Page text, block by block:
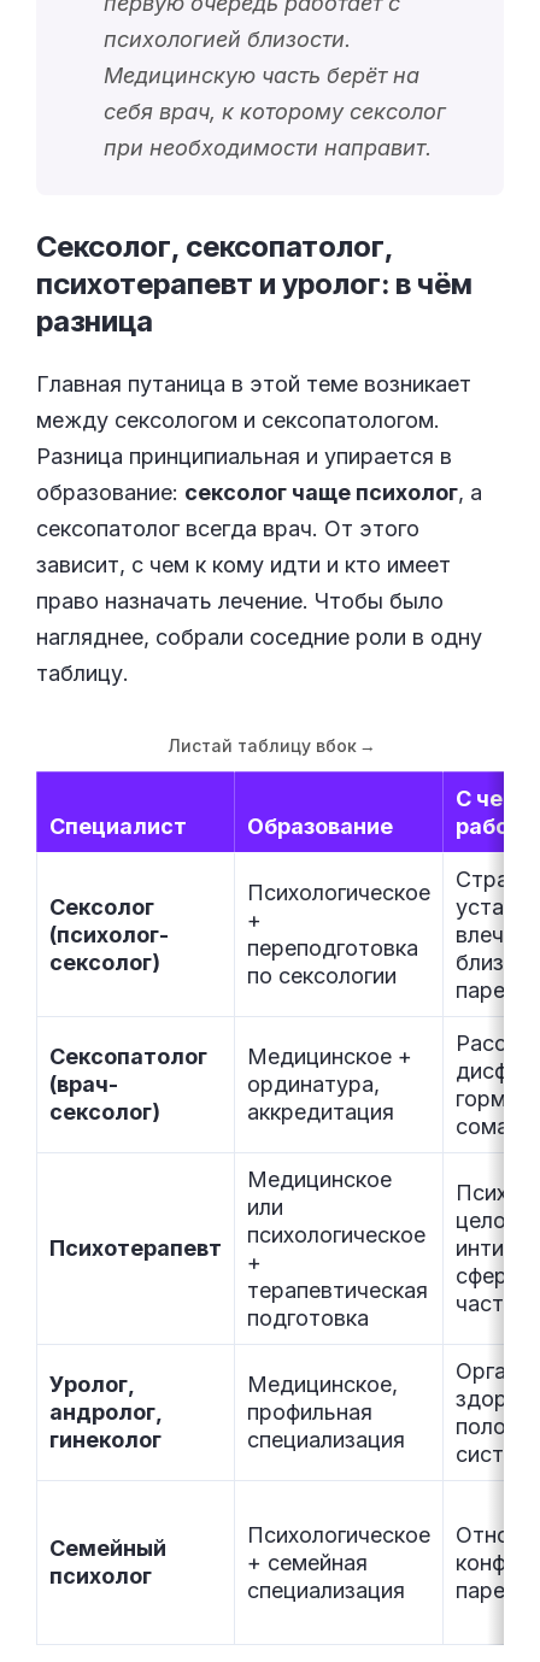
психологией близости.
Медицинскую часть берёт на
себя врач, к которому сексолог
при необходимости направит.
Сексолог, сексопатолог,
психотерапевт и уролог: в чём
разница
Главная путаница в этой теме возникает
между сексологом и сексопатологом.
Разница принципиальная и упирается в
образование: сексолог чаще психолог, а
сексопатолог всегда врач. От этого
зависит, с чем к кому идти и кто имеет
право назначать лечение. Чтобы было
нагляднее, собрали соседние роли в одну
таблицу.
Листай таблицу вбок →
Специалист Образование
С чем
Сексолог
(психолог-
сексолог)
Психологическое
+
переподготовка
по сексологии
Страхи,
паре
Сексопатолог
(врач-
сексолог)
Медицинское +
ординатура,
аккредитация
Психотерапевт
Медицинское
или
психологическое
+
терапевтическая
подготовка
целом,
сфера
часть
Уролог,
андролог,
гинеколог
Медицинское,
профильная
специализация
Органы
Семейный
психолог
Психологическое
+ семейная
специализация
паре и